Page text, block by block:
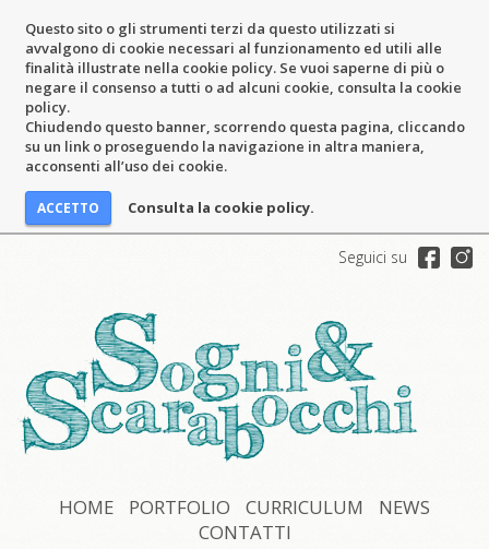
Questo sito o gli strumenti terzi da questo utilizzati si
avvalgono di cookie necessari al funzionamento ed utili alle
finalità illustrate nella cookie policy. Se vuoi saperne di più o
negare il consenso a tutti o ad alcuni cookie, consulta la cookie
policy.
Chiudendo questo banner, scorrendo questa pagina, cliccando
su un link o proseguendo la navigazione in altra maniera,
acconsenti all’uso dei cookie.
Consulta la cookie policy.
Seguici su
HOME PORTFOLIO CURRICULUM
NEWS
CONTATTI